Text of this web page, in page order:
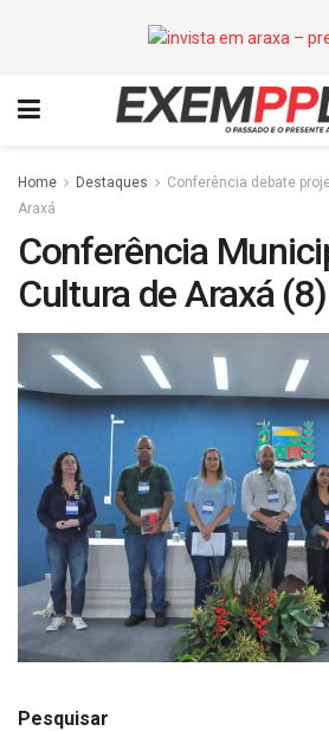
Home Destaques
Conferência debate
Araxá
Conferência
Cultura de Araxá (8)
Pesquisar